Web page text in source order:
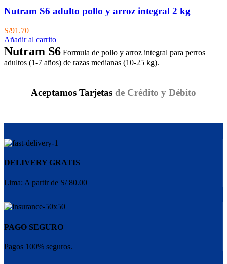
Nutram S6 adulto pollo y arroz integral 2 kg
S/91.70
Añadir al carrito
Nutram S6 Formula de pollo y arroz integral para perros
adultos (1-7 años) de razas medianas (10-25 kg).
Aceptamos Tarjetas de Crédito y Débito
DELIVERY GRATIS
Lima: A partir de S/ 80.00
PAGO SEGURO
Pagos 100% seguros.